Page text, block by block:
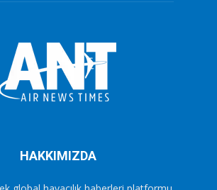
HAKKIMIZDA